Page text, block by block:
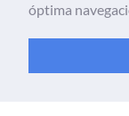
óptima